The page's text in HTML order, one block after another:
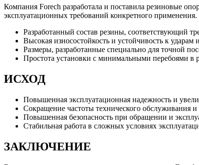
Компания Forech разработала и поставила резиновые
эксплуатационных требований конкретного применения.
Разработанный состав резины, соответствующий
Высокая износостойкость и устойчивость к
Размеры, разработанные специально для точной
Простота установки с минимальными перебоями в
ИСХОД
Повышенная эксплуатационная надежность и
Сокращение частоты технического обслуживания и
Повышенная безопасность при обращении и
Стабильная работа в сложных условиях
ЗАКЛЮЧЕНИЕ